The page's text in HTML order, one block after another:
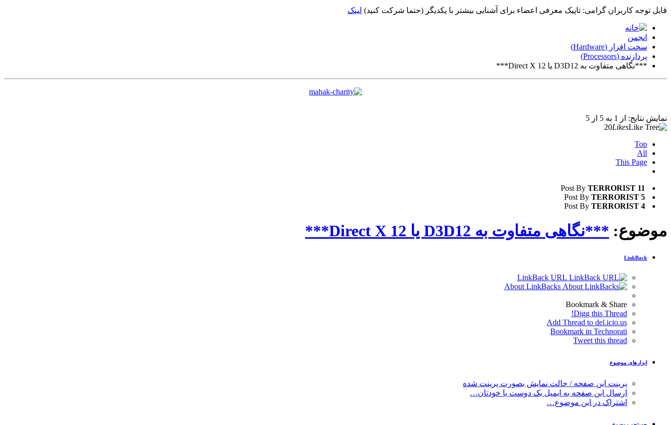
قابل توجه کاربران گرامی: تاپیک معرفی اعضاء برای آشنایی بیشتر با یکدیگر (حتما شرکت کنید) لینک
انجمن
سخت افزار (Hardware)
پردازنده (Processors)
***نگاهی متفاوت به D3D12 یا Direct X 12***
نمایش نتایج: از 1 به 5 از 5
20Likes
Top
All
This Page
11
Post By TERRORIST
5
Post By TERRORIST
4
Post By TERRORIST
موضوع: ***نگاهی متفاوت به D3D12 یا Direct X 12***
LinkBack
Bookmark & Share
Digg this Thread!
Add Thread to del.icio.us
Bookmark in Technorati
Tweet this thread
ابزارهای موضوع
پرینت این صفحه / حالت نمایش بصورت پرینت شده
ارسال این صفحه به ایمیل یک دوست یا خودتان…
اشتراک در این موضوع…